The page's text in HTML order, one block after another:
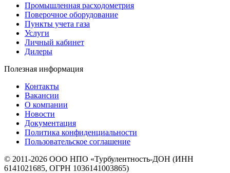
Промышленная расходометрия
Поверочное оборудование
Пункты учета газа
Услуги
Личный кабинет
Дилеры
Полезная информация
Контакты
Вакансии
О компании
Новости
Документация
Политика конфиденциальности
Пользовательское соглашение
© 2011-2026 ООО НПО «Турбулентность-ДОН (ИНН
6141021685, ОГРН 1036141003865)